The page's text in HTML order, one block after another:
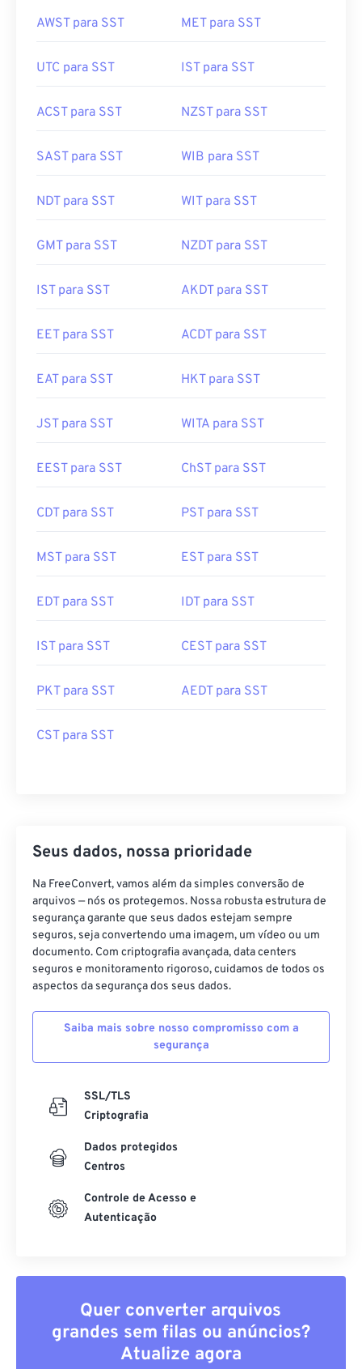
AWST para SST MET para SST
UTC para SST IST para SST
ACST para SST NZST para SST
SAST para SST WIB para SST
NDT para SST WIT para SST
GMT para SST NZDT para SST
IST para SST AKDT para SST
EET para SST ACDT para SST
EAT para SST HKT para SST
JST para SST WITA para SST
EEST para SST ChST para SST
CDT para SST PST para SST
MST para SST EST para SST
EDT para SST IDT para SST
IST para SST CEST para SST
PKT para SST AEDT para SST
CST para SST
Seus dados, nossa prioridade
Na FreeConvert, vamos além da simples conversão de
arquivos — nós os protegemos. Nossa robusta estrutura de
segurança garante que seus dados estejam sempre
seguros, seja convertendo uma imagem, um vídeo ou um
documento. Com criptografia avançada, data centers
seguros e monitoramento rigoroso, cuidamos de todos os
aspectos da segurança dos seus dados.
Saiba mais sobre nosso compromisso com a
segurança
SSL/TLS
Criptografia
Dados protegidos
Centros
Controle de Acesso e
Autenticação
Quer converter arquivos
grandes sem filas ou anúncios?
Atualize agora